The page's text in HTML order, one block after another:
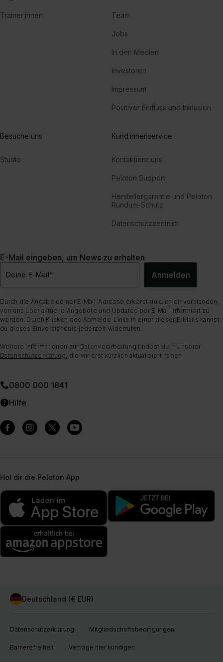
Trainer:innen Team
Jobs
In den Medien
Investoren
Impressum
Positiver Einfluss und Inklusion
Besuche uns
Studio
Kund:innenservice
Kontaktiere uns
Peloton Support
Herstellergarantie und Peloton
Rundum-Schutz
Datenschutzzentrum
E-Mail eingeben, um News zu erhalten
Deine E-Mail* Anmelden
Durch die Angabe deiner E-Mail-Adresse erklärst du dich einverstanden,
von uns über aktuelle Angebote und Updates per E-Mail informiert zu
werden. Durch Klicken des Abmelde-Links in einer dieser E-Mails kannst
du dieses Einverständnis jederzeit widerrufen.
Weitere Informationen zur Datenverarbeitung findest du in unserer
Datenschutzerklärung , die wir erst kürzlich aktualisiert haben.
0800 000 1841
Hilfe
Hol dir die Peloton App
Deutschland (€ EUR)
Datenschutzerklärung Mitgliedschaftsbedingungen
Barrierefreiheit Verträge hier kündigen